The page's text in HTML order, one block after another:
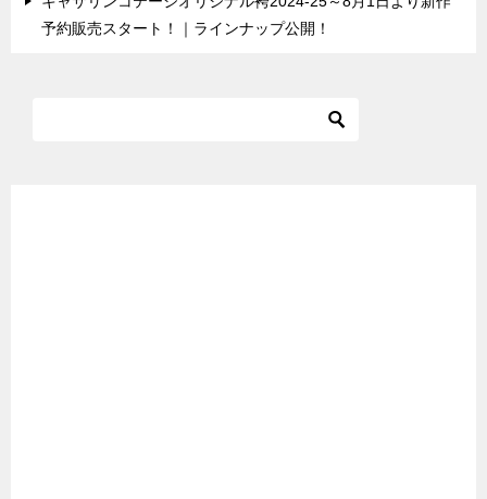
予約販売スタート！｜ラインナップ公開！